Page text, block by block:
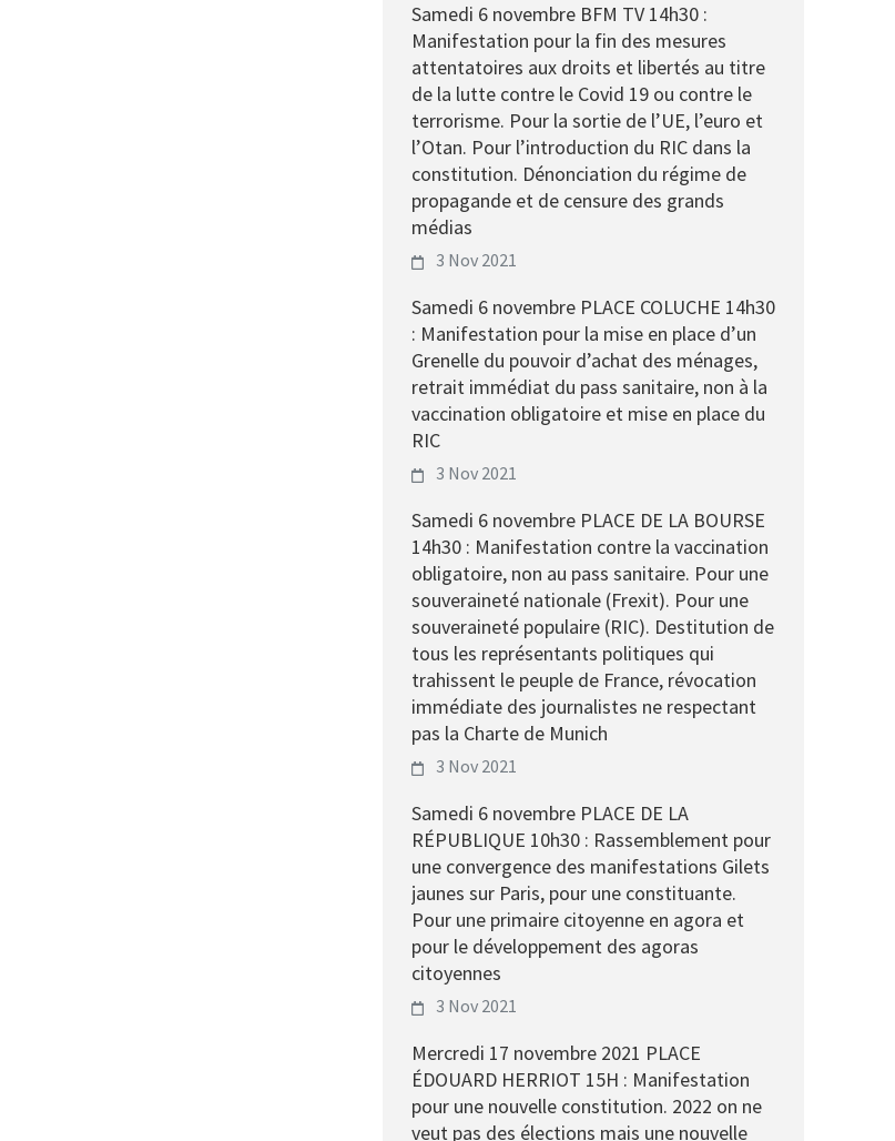
Samedi 6 novembre BFM TV 14h30 :
Manifestation pour la fin des mesures
attentatoires aux droits et libertés au titre
de la lutte contre le Covid 19 ou contre le
terrorisme. Pour la sortie de l’UE, l’euro et
l’Otan. Pour l’introduction du RIC dans la
constitution. Dénonciation du régime de
propagande et de censure des grands
médias
3 Nov 2021
Samedi 6 novembre PLACE COLUCHE 14h30
: Manifestation pour la mise en place d’un
Grenelle du pouvoir d’achat des ménages,
retrait immédiat du pass sanitaire, non à la
vaccination obligatoire et mise en place du
RIC
3 Nov 2021
Samedi 6 novembre PLACE DE LA BOURSE
14h30 : Manifestation contre la vaccination
obligatoire, non au pass sanitaire. Pour une
souveraineté nationale (Frexit). Pour une
souveraineté populaire (RIC). Destitution de
tous les représentants politiques qui
trahissent le peuple de France, révocation
immédiate des journalistes ne respectant
pas la Charte de Munich
3 Nov 2021
Samedi 6 novembre PLACE DE LA
RÉPUBLIQUE 10h30 : Rassemblement pour
une convergence des manifestations Gilets
jaunes sur Paris, pour une constituante.
Pour une primaire citoyenne en agora et
pour le développement des agoras
citoyennes
3 Nov 2021
Mercredi 17 novembre 2021 PLACE
ÉDOUARD HERRIOT 15H : Manifestation
pour une nouvelle constitution. 2022 on ne
veut pas des élections mais une nouvelle